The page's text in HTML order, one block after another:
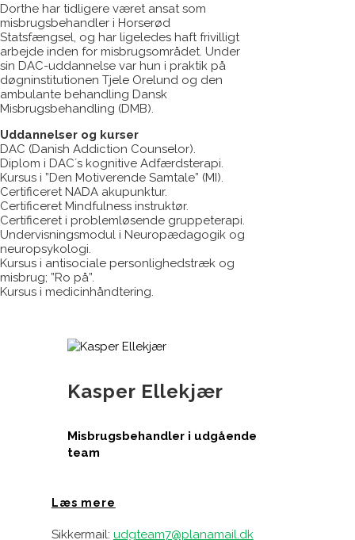
Dorthe har tidligere været ansat som
misbrugsbehandler i Horserød
Statsfængsel, og har ligeledes haft frivilligt
arbejde inden for misbrugsområdet. Under
sin DAC-uddannelse var hun i praktik på
døgninstitutionen Tjele Orelund og den
ambulante behandling Dansk
Misbrugsbehandling (DMB).
Uddannelser og kurser
DAC (Danish Addiction Counselor).
Diplom i DAC´s kognitive Adfærdsterapi.
Kursus i ”Den Motiverende Samtale” (MI).
Certificeret NADA akupunktur.
Certificeret Mindfulness instruktør.
Certificeret i problemløsende gruppeterapi.
Undervisningsmodul i Neuropædagogik og
neuropsykologi.
Kursus i antisociale personlighedstræk og
misbrug; ”Ro på”.
Kursus i medicinhåndtering.
Kasper Ellekjær
Misbrugsbehandler i udgående
team
Læs mere
Sikkermail: udgteam7@planamail.dk